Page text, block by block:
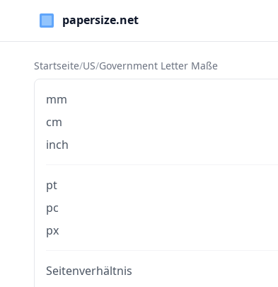
Paper Sizes
Startseite/US/Government Letter Maße
mm
cm
inch
pt
pc
px
Seitenverhältnis